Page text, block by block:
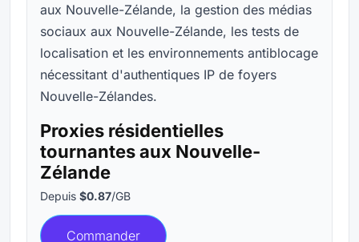
aux Nouvelle-Zélande, la gestion des médias
sociaux aux Nouvelle-Zélande, les tests de
localisation et les environnements antiblocage
nécessitant d'authentiques IP de foyers
Nouvelle-Zélandes.
Proxies résidentielles
tournantes aux Nouvelle-
Zélande
Depuis $0.87/GB
Commander